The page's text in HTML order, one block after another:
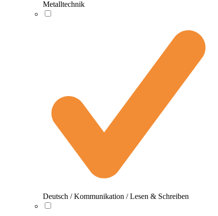
Metalltechnik
Deutsch / Kommunikation / Lesen & Schreiben